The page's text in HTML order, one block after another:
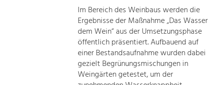
erneuerbare Energie
Steigerung regionaler Wertschöpfung
Im Bereich des Weinbaus werden die
Ergebnisse der Maßnahme „Das Wasser
dem Wein“ aus der Umsetzungsphase
öffentlich präsentiert. Aufbauend auf
einer Bestandsaufnahme wurden dabei
gezielt Begrünungsmischungen in
Weingärten getestet, um der